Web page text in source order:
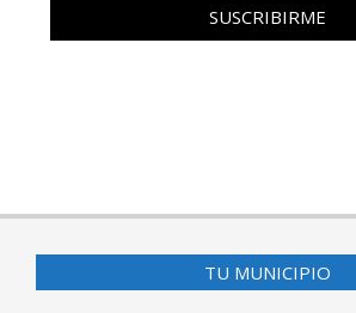
TU MUNICIPIO